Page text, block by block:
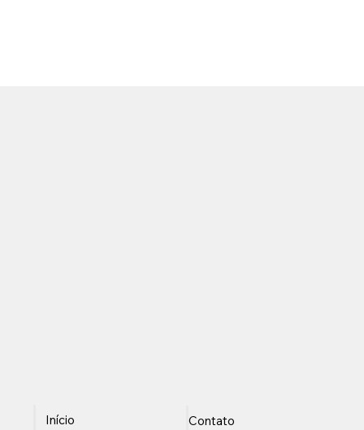
Início
Contato